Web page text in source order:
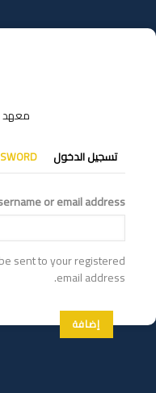
إلى
المحتوى
معهد
التبويبات
الأساسية
تسجيل الدخول
or email address
sent to your registered
email address.